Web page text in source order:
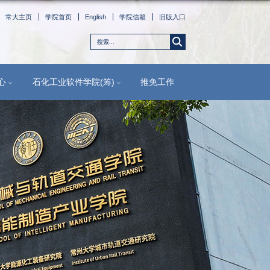
学生工作 人才培养 实验中心